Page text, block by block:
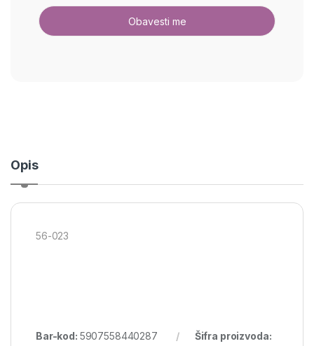
Opis
56-023
Bar-kod: 5907558440287
Šifra proizvoda: